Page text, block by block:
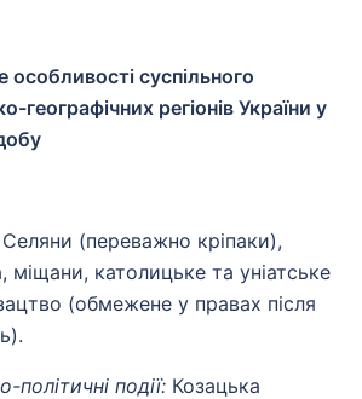
особливості суспільного
географічних регіонів України у
Селяни (переважно кріпаки),
міщани, католицьке та уніатське
(обмежене у правах після
політичні події: Козацька